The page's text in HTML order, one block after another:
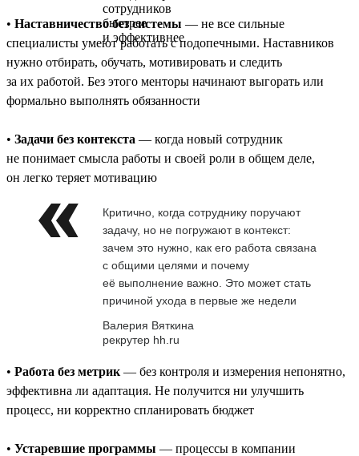
• Наставничество без системы — не все сильные
специалисты умеют работать с подопечными. Наставников
нужно отбирать, обучать, мотивировать и следить
за их работой. Без этого менторы начинают выгорать или
формально выполнять обязанности
• Задачи без контекста — когда новый сотрудник
не понимает смысла работы и своей роли в общем деле,
он легко теряет мотивацию
Критично, когда сотруднику поручают
задачу, но не погружают в контекст:
зачем это нужно, как его работа связана
с общими целями и почему
её выполнение важно. Это может стать
причиной ухода в первые же недели
Валерия Вяткина
рекрутер hh.ru
• Работа без метрик — без контроля и измерения непонятно,
эффективна ли адаптация. Не получится ни улучшить
процесс, ни корректно спланировать бюджет
• Устаревшие программы — процессы в компании